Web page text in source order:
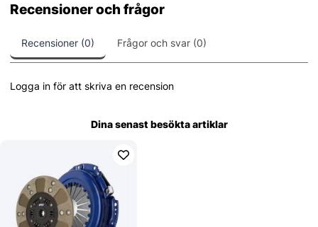
Recensioner och frågor
Recensioner (0) Frågor och svar (0)
Logga in för att skriva en recension
Dina senast besökta artiklar